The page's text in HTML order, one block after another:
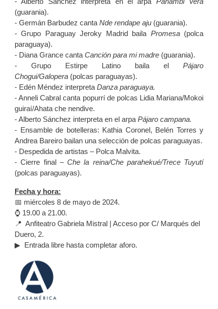
(guarania).
- Germán Barbudez canta Nde rendape aju (guarania).
- Grupo Paraguay Jeroky Madrid baila Promesa(polca
paraguaya).
- Diana Grance canta Canción para mi madre (guarania).
- Grupo Estirpe Latino baila el Pájaro
Chogui/Galopera (polcas paraguayas).
- Edén Méndez interpreta Danza paraguaya.
- Anneli Cabral canta popurrí de polcas Lidia Mariana/Mokoi
guiraí/Ahata che nendive.
- Alberto Sánchez interpreta en el arpa Pájaro campana.
- Ensamble de botelleras: Kathia Coronel, Belén Torres y
Andrea Bareiro bailan una selección de polcas paraguayas.
- Despedida de artistas – Polca Malvita.
- Cierre final – Che la reina/Che parahekué/Trece Tuyutí
(polcas paraguayas).
Fecha y hora:
📅 miércoles 8 de mayo de 2024.
⌚ 19.00 a 21.00.
📍 Anfiteatro Gabriela Mistral | Acceso por C/ Marqués del
Duero, 2.
▶ Entrada libre hasta completar aforo.